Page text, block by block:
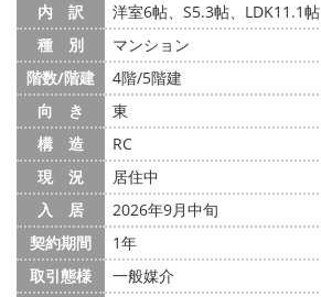
内 訳
洋室6帖、S5.3帖、LDK11.1帖
種 別
マンション
階数/階建
4階/5階建
向 き
東
構 造
RC
現 況
居住中
入 居
2026年9月中旬
契約期間
1年
取引態様
一般媒介